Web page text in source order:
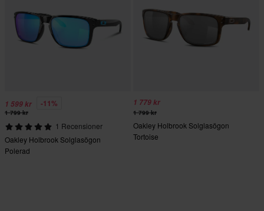
1 599 kr -11%
1 799 kr
1 Recensioner
Oakley Holbrook Solglasögon
Polerad
1 779 kr
1 799 kr
Oakley Holbrook Solglasögon
Tortoise